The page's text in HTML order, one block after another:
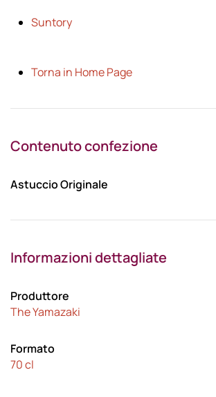
Suntory
Torna in Home Page
Contenuto confezione
Astuccio Originale
Informazioni dettagliate
Produttore
The Yamazaki
Formato
70 cl